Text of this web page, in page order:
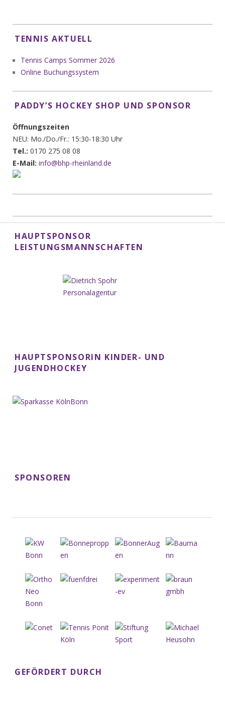
TENNIS AKTUELL
Tennis Camps Sommer 2026
Online Buchungssystem
PADDY’S HOCKEY SHOP UND SPONSOR
Öffnungszeiten
NEU: Mo./Do./Fr.: 15:30-18:30 Uhr
Tel.: 0170 275 08 08
E-Mail: info@bhp-rheinland.de
HAUPTSPONSOR
LEISTUNGSMANNSCHAFTEN
HAUPTSPONSORIN KINDER- UND
JUGENDHOCKEY
SPONSOREN
GEFÖRDERT DURCH